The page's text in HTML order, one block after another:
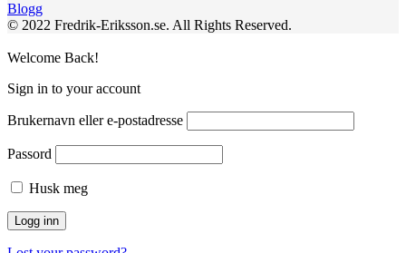
Blogg
© 2022 Fredrik-Eriksson.se. All Rights Reserved.
Welcome Back!
Sign in to your account
Brukernavn eller e-postadresse
Passord
Husk meg